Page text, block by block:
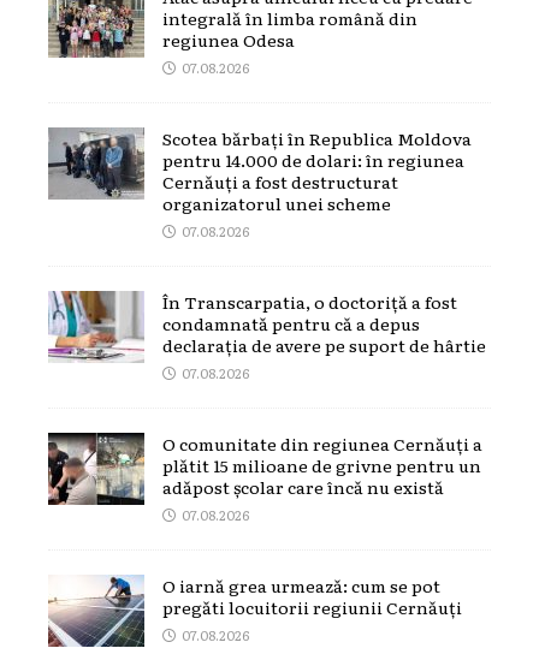
integrală în limba română din
regiunea Odesa
07.08.2026
Scotea bărbați în Republica Moldova
pentru 14.000 de dolari: în regiunea
Cernăuți a fost destructurat
organizatorul unei scheme
07.08.2026
În Transcarpatia, o doctoriță a fost
condamnată pentru că a depus
declarația de avere pe suport de hârtie
07.08.2026
O comunitate din regiunea Cernăuți a
plătit 15 milioane de grivne pentru un
adăpost școlar care încă nu există
07.08.2026
O iarnă grea urmează: cum se pot
pregăti locuitorii regiunii Cernăuți
07.08.2026